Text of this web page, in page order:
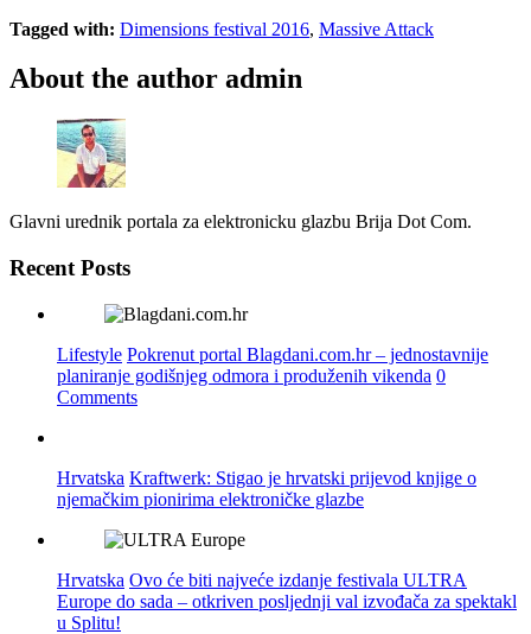
Tagged with: Dimensions festival 2016, Massive Attack
About the author admin
Glavni urednik portala za elektronicku glazbu Brija Dot Com.
Recent Posts
Lifestyle Pokrenut portal Blagdani.com.hr – jednostavnije
planiranje godišnjeg odmora i produženih vikenda 0
Comments
Hrvatska Kraftwerk: Stigao je hrvatski prijevod knjige o
njemačkim pionirima elektroničke glazbe
Hrvatska Ovo će biti najveće izdanje festivala ULTRA
Europe do sada – otkriven posljednji val izvođača za spektakl
u Splitu!